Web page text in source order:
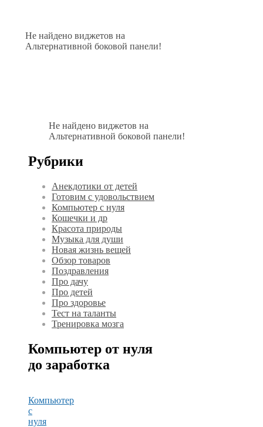
Не найдено виджетов на
Альтернативной боковой панели!
Не найдено виджетов на
Альтернативной боковой панели!
Рубрики
Анекдотики от детей
Готовим с удовольствием
Компьютер с нуля
Кошечки и др
Красота природы
Музыка для души
Новая жизнь вещей
Обзор товаров
Поздравления
Про дачу
Про детей
Про здоровье
Тест на таланты
Тренировка мозга
Компьютер от нуля
до заработка
Компьютер
с
нуля